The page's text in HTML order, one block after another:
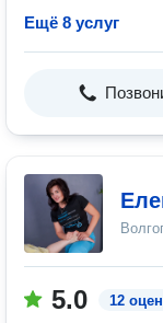
Ещё 8 услуг
5.0 12